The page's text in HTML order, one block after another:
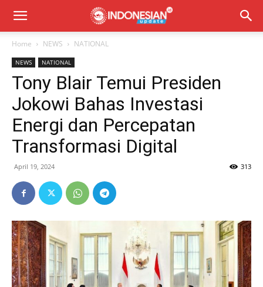
Home NEWS NATIONAL
NEWS NATIONAL
Tony Blair Temui Presiden
Jokowi Bahas Investasi
Energi dan Percepatan
Transformasi Digital
April 19, 2024 313